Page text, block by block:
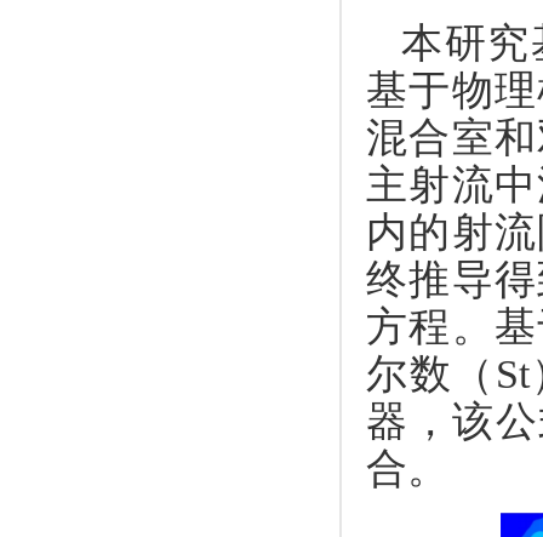
本研究
基于物
混合室
主射流
内的射
终推导
方程。
尔数（
器，该
合。